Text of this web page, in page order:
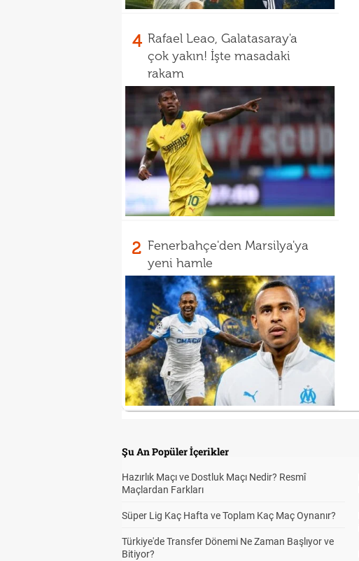
4 Rafael Leao, Galatasaray'a
çok yakın! İşte masadaki
rakam
2 Fenerbahçe'den Marsilya'ya
yeni hamle
Şu An Popüler İçerikler
Hazırlık Maçı ve Dostluk Maçı Nedir? Resmî
Maçlardan Farkları
Süper Lig Kaç Hafta ve Toplam Kaç Maç Oynanır?
Türkiye'de Transfer Dönemi Ne Zaman Başlıyor ve
Bitiyor?